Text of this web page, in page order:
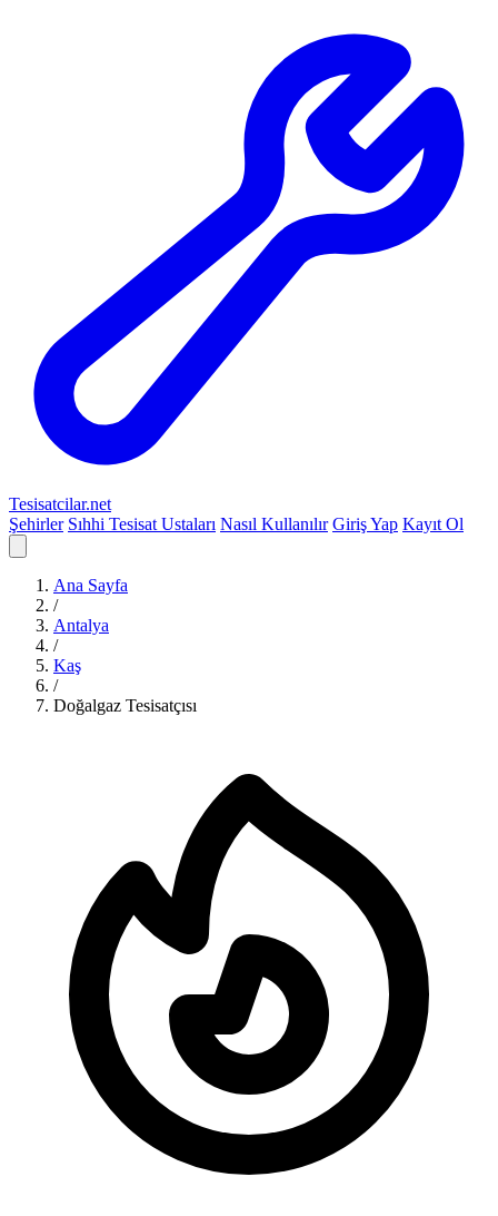
Tesisatcilar.net
Şehirler Sıhhi Tesisat Ustaları Nasıl Kullanılır Giriş Yap Kayıt Ol
Ana Sayfa
/
Antalya
/
Kaş
/
Doğalgaz Tesisatçısı